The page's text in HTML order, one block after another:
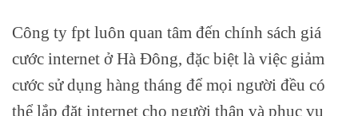
Công ty fpt luôn quan tâm đến chính sách giá
cước internet ở Hà Đông, đặc biệt là việc giảm
cước sử dụng hàng tháng để mọi người đều có
thể lắp đặt internet cho người thân và phục vụ